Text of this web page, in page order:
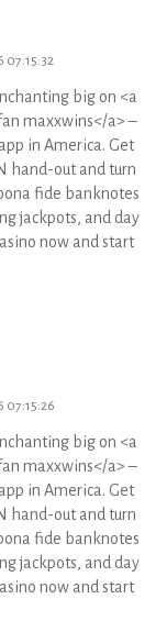
07:15:32
big on <a
maxxwins</a> –
in America. Get
hand-out and turn
fide banknotes
jackpots, and day
now and start
07:15:26
big on <a
maxxwins</a> –
in America. Get
hand-out and turn
fide banknotes
jackpots, and day
now and start